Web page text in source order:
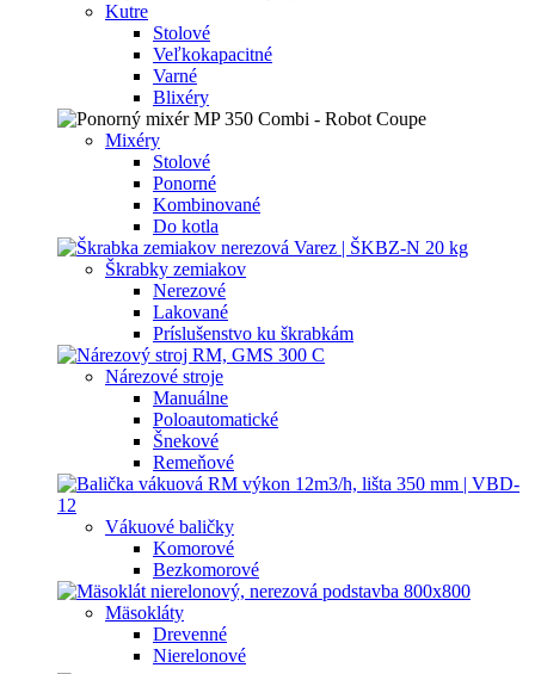
Kutre
Stolové
Veľkokapacitné
Varné
Blixéry
Mixéry
Stolové
Ponorné
Kombinované
Do kotla
Škrabky zemiakov
Nerezové
Lakované
Príslušenstvo ku škrabkám
Nárezové stroje
Manuálne
Poloautomatické
Šnekové
Remeňové
Vákuové baličky
Komorové
Bezkomorové
Mäsokláty
Drevenné
Nierelonové